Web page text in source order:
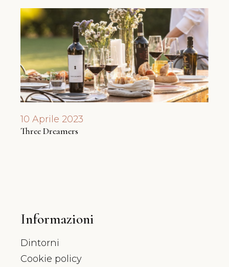
10 Aprile 2023
Three Dreamers
Informazioni
Dintorni
Cookie policy